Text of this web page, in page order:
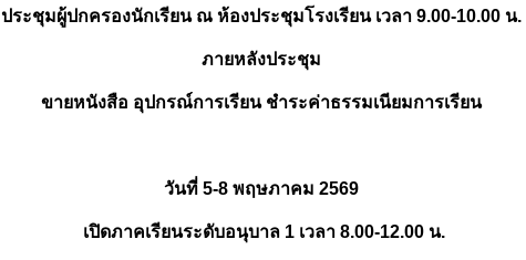
ประชุมผู้ปกครองนักเรียน ณ ห้องประชุมโรงเรียน เวลา 9.00-10.00 น.
ภายหลังประชุม
ขายหนังสือ อุปกรณ์การเรียน ชำระค่าธรรมเนียมการเรียน
วันที่ 5-8 พฤษภาคม 2569
เปิดภาคเรียนระดับอนุบาล 1 เวลา 8.00-12.00 น.